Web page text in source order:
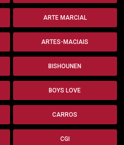
ARTE MARCIAL
ARTES-MACIAIS
BISHOUNEN
BOYS LOVE
CARROS
CGI